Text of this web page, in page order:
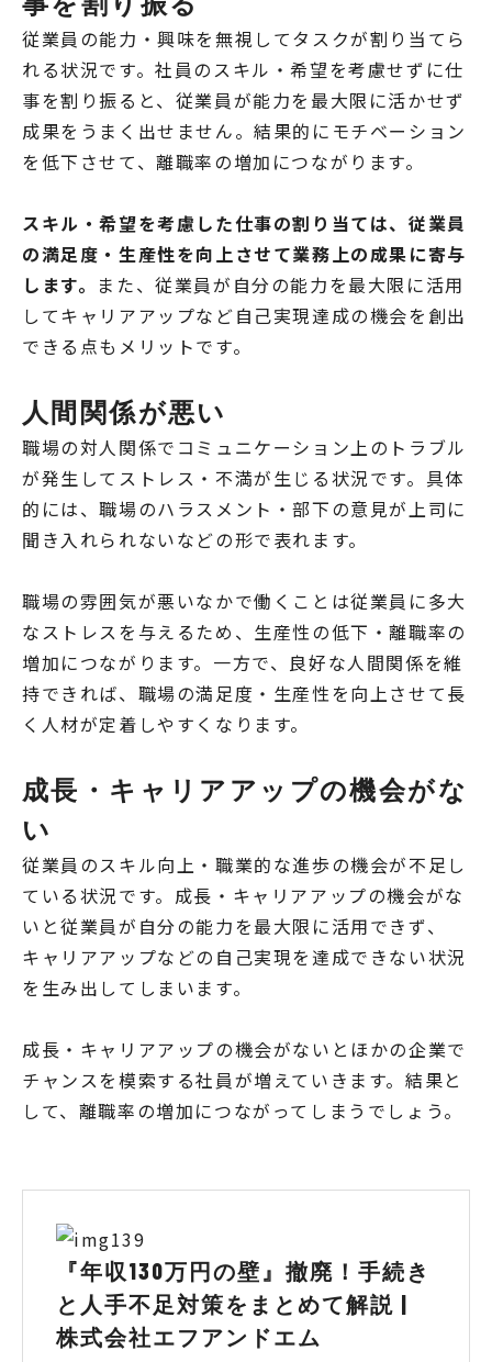
従業員の能力・興味を無視してタスクが割り当てら
れる状況です。社員のスキル・希望を考慮せずに仕
事を割り振ると、従業員が能力を最大限に活かせず
成果をうまく出せません。結果的にモチベーション
を低下させて、離職率の増加につながります。
スキル・希望を考慮した仕事の割り当ては、従業員
の満足度・生産性を向上させて業務上の成果に寄与
します。 また、従業員が自分の能力を最大限に活用
してキャリアアップなど自己実現達成の機会を創出
できる点もメリットです。
人間関係が悪い
職場の対人関係でコミュニケーション上のトラブル
が発生してストレス・不満が生じる状況です。具体
的には、職場のハラスメント・部下の意見が上司に
聞き入れられないなどの形で表れます。
職場の雰囲気が悪いなかで働くことは従業員に多大
なストレスを与えるため、生産性の低下・離職率の
増加につながります。一方で、良好な人間関係を維
持できれば、職場の満足度・生産性を向上させて長
く人材が定着しやすくなります。
成長・キャリアアップの機会がな
い
従業員のスキル向上・職業的な進歩の機会が不足し
ている状況です。成長・キャリアアップの機会がな
いと従業員が自分の能力を最大限に活用できず、
キャリアアップなどの自己実現を達成できない状況
を生み出してしまいます。
成長・キャリアアップの機会がないとほかの企業で
チャンスを模索する社員が増えていきます。結果と
して、離職率の増加につながってしまうでしょう。
『年収130万円の壁』撤廃！手続き
と人手不足対策をまとめて解説 |
株式会社エフアンドエム